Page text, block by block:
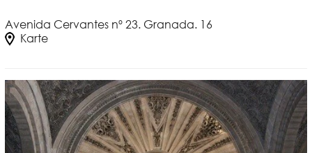
Avenida Cervantes nº 23. Granada. 16
Karte